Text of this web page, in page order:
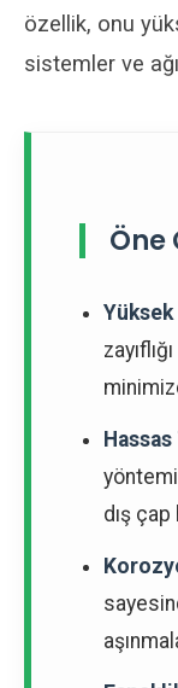
özellik, onu
sistemler ve
Öne
Yüksek
dış